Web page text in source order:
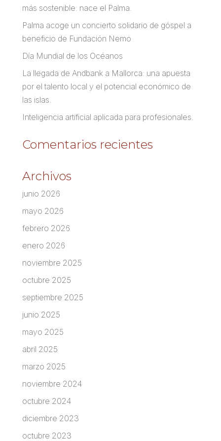
más sostenible: nace el Palma.
Palma acoge un concierto solidario de góspel a
beneficio de Fundación Nemo
Día Mundial de los Océanos
La llegada de Andbank a Mallorca: una apuesta
por el talento local y el potencial económico de
las islas.
Inteligencia artificial aplicada para profesionales.
Comentarios recientes
Archivos
junio 2026
mayo 2026
febrero 2026
enero 2026
noviembre 2025
octubre 2025
septiembre 2025
junio 2025
mayo 2025
abril 2025
marzo 2025
noviembre 2024
octubre 2024
diciembre 2023
octubre 2023